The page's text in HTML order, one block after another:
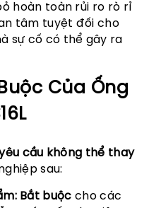
hoàn toàn rủi ro rò rỉ
tâm tuyệt đối cho
sự cố có thể gây ra
Của Ống
cầu không thể thay
sau:
Bắt buộc cho các